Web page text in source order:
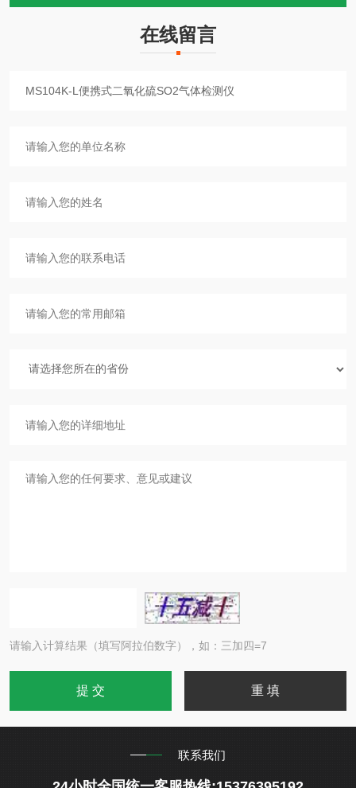
在线留言
请输入计算结果（填写阿拉伯数字），如：三加四=7
联系我们